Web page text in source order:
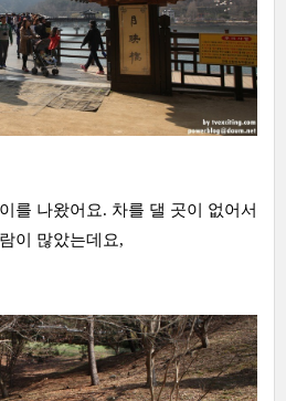
를 나왔어요. 차를 댈 곳이 없어서
이 많았는데요,